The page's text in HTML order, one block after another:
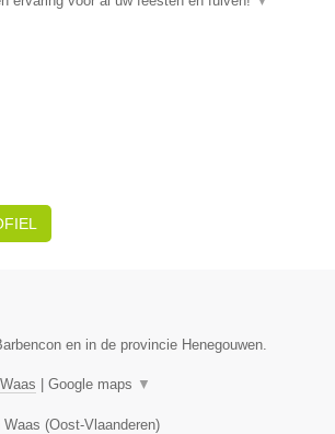
en in de provincie Henegouwen.
Google maps ▼
Waas (Oost-Vlaanderen)